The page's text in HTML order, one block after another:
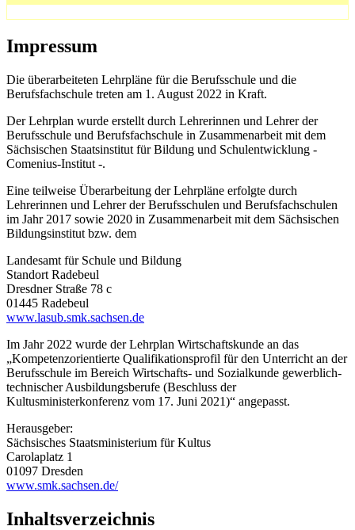
Impressum
Die überarbeiteten Lehrpläne für die Berufsschule und die
Berufsfachschule treten am 1. August 2022 in Kraft.
Der Lehrplan wurde erstellt durch Lehrerinnen und Lehrer der
Berufs­schule und Berufsfachschule in Zusammenarbeit mit dem
Sächsischen Staatsinstitut für Bildung und Schulentwicklung -
Comenius-Institut -.
Eine teilweise Überarbeitung der Lehrpläne erfolgte durch
Lehrerinnen und Lehrer der Berufsschulen und Berufsfachschulen
im Jahr 2017 sowie 2020 in Zusammenarbeit mit dem Sächsischen
Bildungsinstitut bzw. dem
Landesamt für Schule und Bildung
Standort Radebeul
Dresdner Straße 78 c
01445 Radebeul
www.lasub.smk.sachsen.de
Im Jahr 2022 wurde der Lehrplan Wirtschaftskunde an das
„Kompetenzorientierte Qualifikationsprofil für den Unterricht an der
Berufsschule im Bereich Wirtschafts- und Sozialkunde gewerblich-
technischer Ausbildungsberufe (Beschluss der
Kultusministerkonferenz vom 17. Juni 2021)“ angepasst.
Herausgeber:
Sächsisches Staatsministerium für Kultus
Carolaplatz 1
01097 Dresden
www.smk.sachsen.de/
Inhaltsverzeichnis